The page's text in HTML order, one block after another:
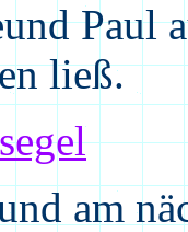
Paul
ließ.
am